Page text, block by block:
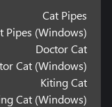
Cat Pipes
Pipes (Windows)
Doctor Cat
Cat (Windows)
Kiting Cat
Cat (Windows)